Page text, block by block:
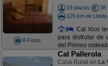
8 Fotos
19 plazas
38
125 km de Lleida
Cal Xico
para disfrutar de
del Pirineo
Cal Pallerola
Casa Rural en La